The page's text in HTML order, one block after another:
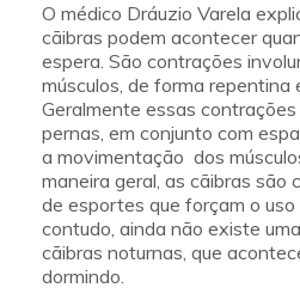
O médico Dráuzio Varela
cãibras podem acontecer
espera. São contrações
músculos, de forma repentina
Geralmente essas
pernas, em conjunto com
a movimentação dos
maneira geral, as cãibras são
de esportes que forçam o uso
contudo, ainda não existe
cãibras noturnas, que
dormindo.